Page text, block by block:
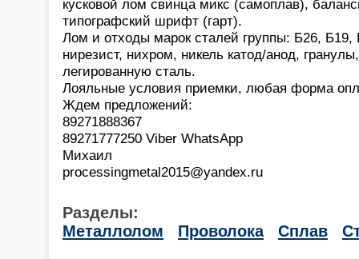
кусковой лом свинца микс (самоплав),
типографский шрифт (гарт).
Лом и отходы марок сталей группы: Б26,
нирезист, нихром, никель катод/анод,
легированную сталь.
Лояльные условия приемки, любая форма
Ждем предложений:
89271888367
89271777250 Viber WhatsApp
Михаил
processingmetal2015@yandex.ru
Разделы:
Металлолом
Проволока Сплав